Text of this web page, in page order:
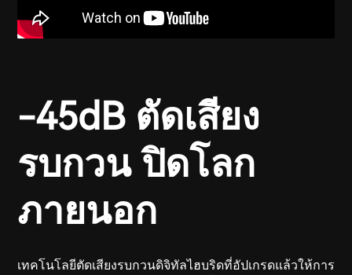
-45dB ตัดเสียง
รบกวน ปิดโลก
ภายนอก
เทคโนโลยีตัดเสียงรบกวนดิจิทัลไฮบริดที่อัปเกรดแล้วให้การ